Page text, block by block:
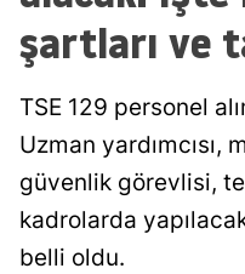
şartları ve
TSE 129 personel
Uzman yardımcısı,
güvenlik görevlisi,
kadrolarda
belli oldu.